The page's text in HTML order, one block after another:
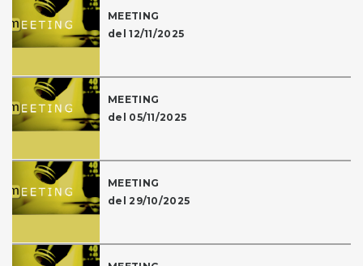
MEETING
del 12/11/2025
MEETING
del 05/11/2025
MEETING
del 29/10/2025